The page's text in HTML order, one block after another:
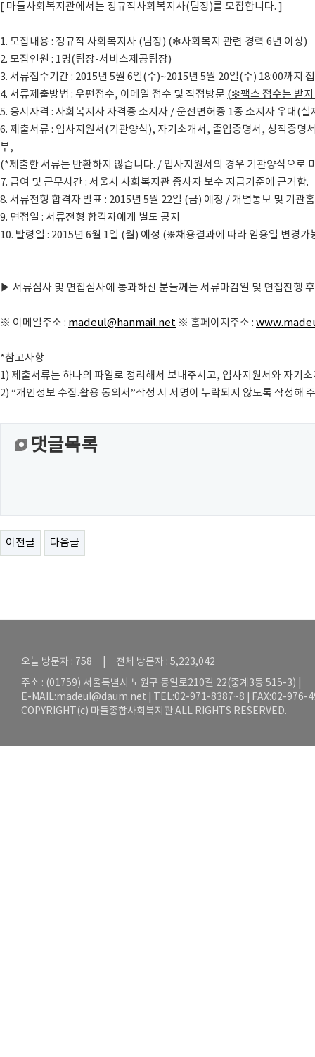
[ 마들사회복지관에서는 정규직사회복지사(팀장)를 모집합니다. ]
1. 모집내용 : 정규직 사회복지사 (팀장) (❇사회복지 관련 경력 6년 이상)
2. 모집인원 : 1명(팀장-서비스제공팀장)
3. 서류접수기간 : 2015년 5월 6일(수)~2015년 5월 20일(수) 18:00까지
4. 서류제출방법 : 우편접수, 이메일 접수 및 직접방문 (❇팩스 접수는 받지
5. 응시자격 : 사회복지사 자격증 소지자 / 운전면허증 1종 소지자 우대(실
6. 제출서류 : 입사지원서(기관양식), 자기소개서, 졸업증명서, 성적증
부,
(*제출한 서류는 반환하지 않습니다. / 입사지원서의 경우 기관양식으로
7. 급여 및 근무시간 : 서울시 사회복지관 종사자 보수 지급기준에 근거함.
8. 서류전형 합격자 발표 : 2015년 5월 22일 (금) 예정 / 개별통보 및 기관
9. 면접일 : 서류전형 합격자에게 별도 공지
10. 발령일 : 2015년 6월 1일 (월) 예정 (❈채용결과에 따라 임용일 변경가
▶ 서류심사 및 면접심사에 통과하신 분들께는 서류마감일 및 면접진행
※ 이메일주소 : madeul@hanmail.net ※ 홈페이지주소 :
*참고사항
1) 제출서류는 하나의 파일로 정리해서 보내주시고, 입사지원서와 자기
2) “개인정보 수집.활용 동의서”작성 시 서명이 누락되지 않도록 작성해
댓글목록
이전글 다음글
오늘 방문자 : 758 | 전체 방문자 : 5,223,042
주소 : (01759) 서울특별시 노원구 동일로210길 22(중계3동 515-3) |
E-MAIL:madeul@daum.net | TEL:02-971-8387~8 | FAX:02-976-
COPYRIGHT(c) 마들종합사회복지관 ALL RIGHTS RESERVED.